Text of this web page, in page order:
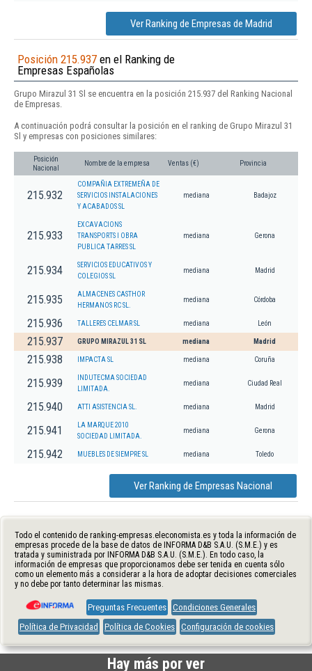
Ver Ranking de Empresas de Madrid
Posición 215.937 en el Ranking de
Empresas Españolas
Grupo Mirazul 31 Sl se encuentra en la posición 215.937 del Ranking Nacional
de Empresas.
A continuación podrá consultar la posición en el ranking de Grupo Mirazul 31
Sl y empresas con posiciones similares:
Posición
Nacional
Nombre de la empresa Ventas (€) Provincia
215.932
COMPAÑIA EXTREMEÑA DE
SERVICIOS INSTALACIONES
Y ACABADOS SL
mediana Badajoz
215.933
EXCAVACIONS
TRANSPORTS I OBRA
PUBLICA TARRES SL
mediana Gerona
215.934
SERVICIOS EDUCATIVOS Y
COLEGIOS SL
mediana Madrid
215.935
ALMACENES CASTHOR
HERMANOS RC SL.
mediana Córdoba
215.936 TALLERES CELMAR SL mediana León
215.937 GRUPO MIRAZUL 31 SL mediana Madrid
215.938 IMPACTA SL mediana Coruña
215.939
INDUTECMA SOCIEDAD
LIMITADA.
mediana Ciudad Real
215.940 ATTI ASISTENCIA SL. mediana Madrid
215.941
LA MARQUE 2010
SOCIEDAD LIMITADA.
mediana Gerona
215.942 MUEBLES DE SIEMPRE SL mediana Toledo
Ver Ranking de Empresas Nacional
Todo el contenido de ranking-empresas.eleconomista.es y toda la información de
empresas procede de la base de datos de INFORMA D&B S.A.U. (S.M.E.) y es
tratada y suministrada por INFORMA D&B S.A.U. (S.M.E.). En todo caso, la
información de empresas que proporcionamos debe ser tenida en cuenta sólo
como un elemento más a considerar a la hora de adoptar decisiones comerciales
y no debe por tanto determinar las mismas.
Preguntas Frecuentes Condiciones Generales
Política de Privacidad
Política de Cookies Configuración de cookies
Hay más por ver